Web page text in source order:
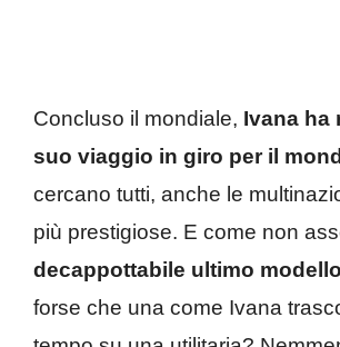
Concluso il mondiale, Ivana ha
suo viaggio in giro per il
cercano tutti, anche le
più prestigiose. E come non
decappottabile ultimo
forse che una come Ivana